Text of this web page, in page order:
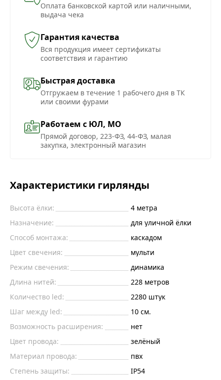
Оплата банковской картой или наличными,
выдача чека
Гарантия качества
Вся продукция имеет сертификаты
соответствия и гарантию
Быстрая доставка
Отгружаем в течение 1 рабочего дня в ТК
или своими фурами
Работаем с ЮЛ, МО
Прямой договор, 223-ФЗ, 44-ФЗ, малая
закупка, электронный магазин
Характеристики гирлянды
Высота ёлки:
4 метра
Назначение:
для уличной ёлки
Способ монтажа:
каскадом
Цвет свечения:
мульти
Режим свечения:
динамика
Длина нитей:
228 метров
Количество led:
2280 штук
Шаг между led:
10 см.
Возможность расширения:
нет
Цвет провода:
зелёный
Материал провода:
пвх
Степень защиты:
IP54